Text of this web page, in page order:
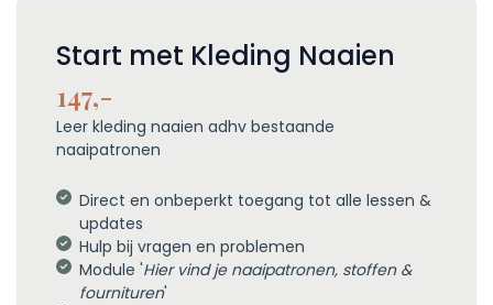
Start met Kleding Naaien
147,-
Leer kleding naaien adhv bestaande
naaipatronen
Direct en onbeperkt toegang tot alle lessen &
updates
Hulp bij vragen en problemen
Module 'Hier vind je naaipatronen, stoffen &
fournituren'